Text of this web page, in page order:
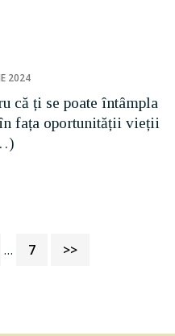
2024
că ți se poate întâmpla
fața oportunității vieții
Interim
… Pagină
7 >>